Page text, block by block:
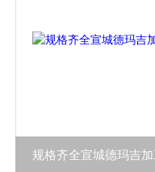
规格齐全宣城德玛吉